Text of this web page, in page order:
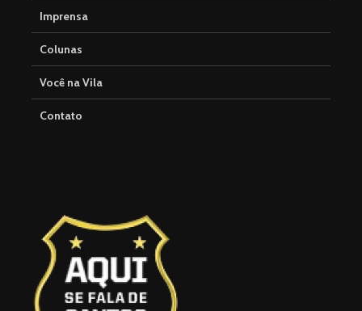
Imprensa
Colunas
Você na Vila
Contato